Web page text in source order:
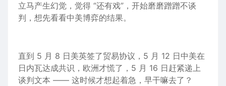
立马产生幻觉，觉得 “还有戏”，开始磨磨蹭蹭不谈
判，想先看看中美博弈的结果。
直到 5 月 8 日美英签了贸易协议，5 月 12 日中美在
日内瓦达成共识，欧洲才慌了，5 月 16 日赶紧递上
谈判文本 —— 这时候才想起着急，早干嘛去了？